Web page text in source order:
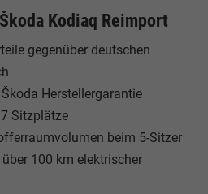
Kodiaq Reimport
gegenüber deutschen
Herstellergarantie
Sitzplätze
beim 5-Sitzer
100 km elektrischer